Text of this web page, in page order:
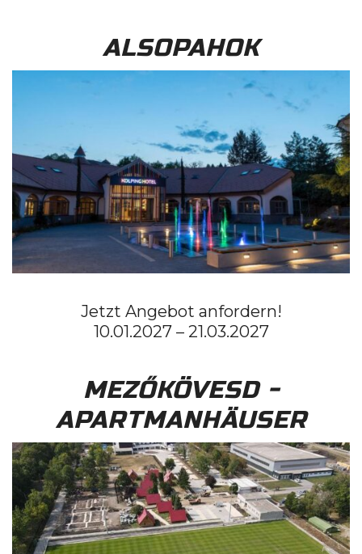
ALSOPAHOK
Jetzt Angebot anfordern!
10.01.2027 – 21.03.2027
MEZŐKÖVESD -
APARTMANHÄUSER